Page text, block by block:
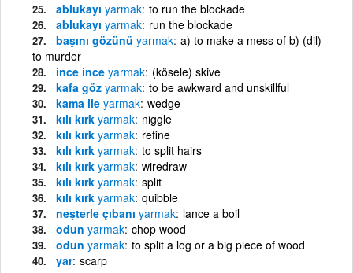
ablukayı yarmak to run the blockade
ablukayı yarmak run the blockade
başını gözünü yarmak a) to make a mess of b) (dil)
to murder
ince ince yarmak (kösele) skive
kafa göz yarmak to be awkward and unskillful
kama ile yarmak wedge
kılı kırk yarmak niggle
kılı kırk yarmak refine
kılı kırk yarmak to split hairs
kılı kırk yarmak wiredraw
kılı kırk yarmak split
kılı kırk yarmak quibble
neşterle çıbanı yarmak lance a boil
odun yarmak chop wood
odun yarmak to split a log or a big piece of wood
yar scarp